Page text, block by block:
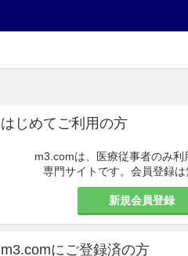
はじめてご利用の方
m3.comは、医療従事者のみ利
専門サイトです。会員登録は
新規会員登録
m3.comにご登録済の方